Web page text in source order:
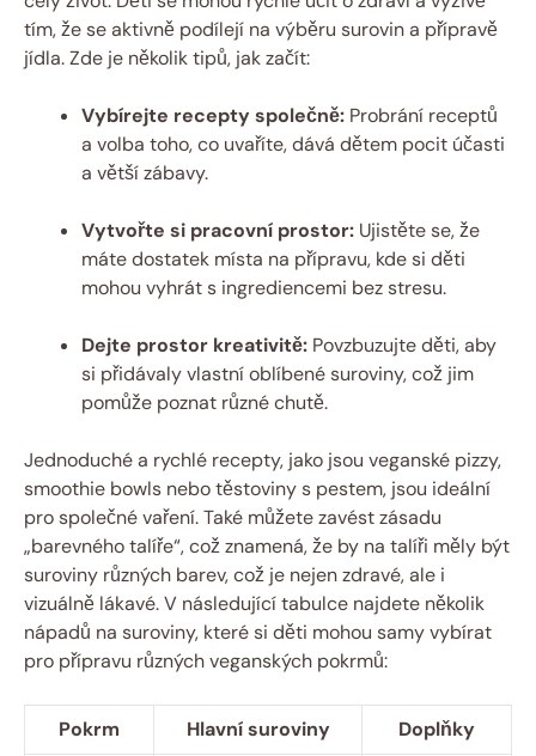
tím, že se aktivně podílejí na výběru surovin a přípravě
jídla. Zde je několik tipů, jak začít:
Vybírejte recepty společně: Probrání receptů
a volba toho, co uvaříte, dává dětem pocit účasti
a větší zábavy.
Vytvořte si pracovní prostor: Ujistěte se, že
máte dostatek místa na přípravu, kde si děti
mohou vyhrát s ingrediencemi bez stresu.
Dejte prostor kreativitě: Povzbuzujte děti, aby
si přidávaly vlastní oblíbené suroviny, což jim
pomůže poznat různé chutě.
Jednoduché a rychlé recepty, jako jsou veganské pizzy,
smoothie bowls nebo těstoviny s pestem, jsou ideální
pro společné vaření. Také můžete zavést zásadu
„barevného talíře“, což znamená, že by na talíři měly být
suroviny různých barev, což je nejen zdravé, ale i
vizuálně lákavé. V následující tabulce najdete několik
nápadů na suroviny, které si děti mohou samy vybírat
pro přípravu různých veganských pokrmů:
Pokrm Hlavní suroviny
Doplňky